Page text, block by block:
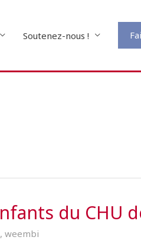
Soutenez-nous !
du CHU
, weembi